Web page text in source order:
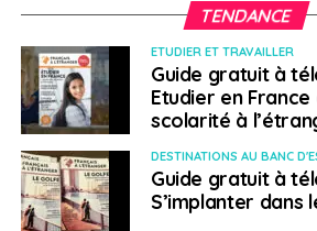
CONSULATS
QUAI D'ORSAY
A SUIVRE
Le n°15 du Journal des Français
disponible en kiosque !
NE RATEZ PAS
Le programme Résidanses
génération de chorégraphes en
TENDANCE
ETUDIER ET TRAVAILLER
Guide gratuit à
Etudier en
scolarité à
DESTINATIONS AU BANC
Guide gratuit à
S’implanter dans